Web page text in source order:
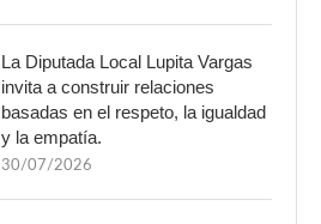
La Diputada Local Lupita Vargas
invita a construir relaciones
basadas en el respeto, la igualdad
y la empatía.
30/07/2026